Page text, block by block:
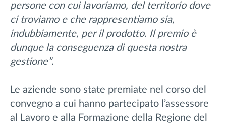
persone con cui lavoriamo, del territorio dove
ci troviamo e che rappresentiamo sia,
indubbiamente, per il prodotto. Il premio è
dunque la conseguenza di questa nostra
gestione”.
Le aziende sono state premiate nel corso del
convegno a cui hanno partecipato l’assessore
al Lavoro e alla Formazione della Regione del